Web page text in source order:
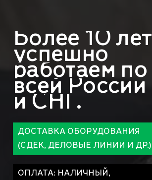
Более 10 лет
успешно
работаем по
всей России
и СНГ.
ДОСТАВКА ОБОРУДОВАНИЯ
(СДЕК, ДЕЛОВЫЕ ЛИНИИ И ДР.)
ОПЛАТА: НАЛИЧНЫЙ,